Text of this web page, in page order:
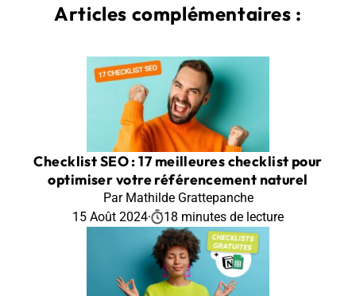
Articles complémentaires :
Checklist SEO : 17 meilleures checklist pour
optimiser votre référencement naturel
Par Mathilde Grattepanche
15 Août 2024· 18 minutes de lecture